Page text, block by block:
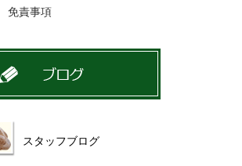
免責事項
スタッフブログ